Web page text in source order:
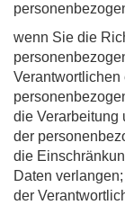
wenn Sie die
die Verarbeitung
der
die
Daten verlangen;
der